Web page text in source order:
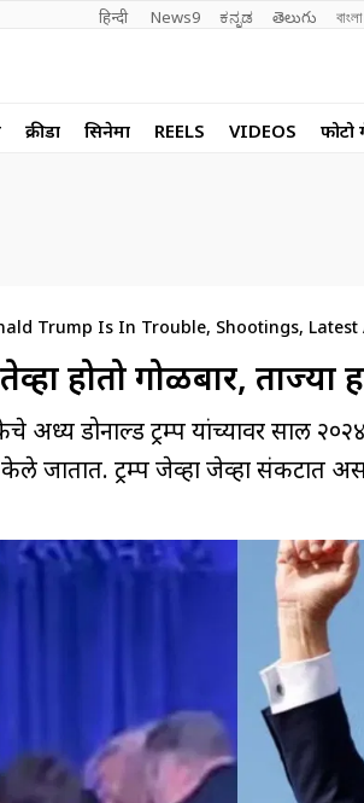
हिन्दी News9 ಕನ್ನಡ తెలుగు বাংলা
क्रीडा सिनेमा REELS VIDEOS फोटो
Trump Is In Trouble, Shootings, Latest
होतो गोळीबार, ताज्या
डोनाल्ड ट्रम्प यांच्यावर साल
केले जातात. ट्रम्प जेव्हा जेव्हा संकटात